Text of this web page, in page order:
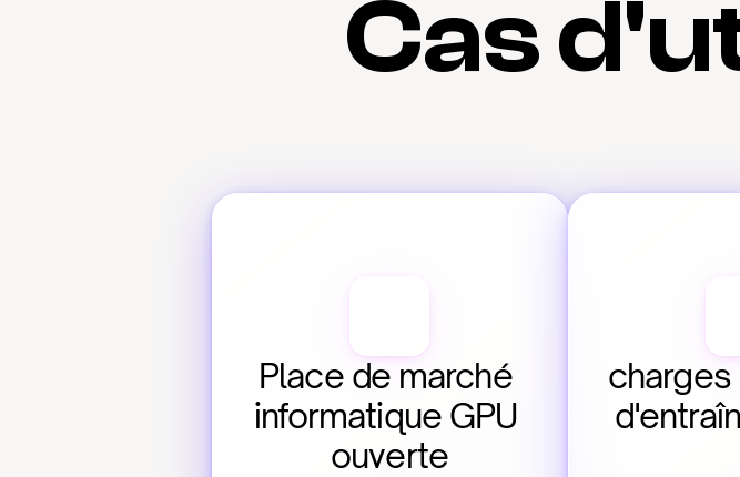
Cas
Place de marché
informatique GPU
ouverte
charges